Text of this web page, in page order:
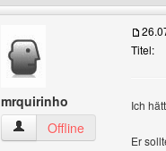
mrquirinho
mrquirinho Benutzer-Profile
Offline
Titel:
Ich
Er